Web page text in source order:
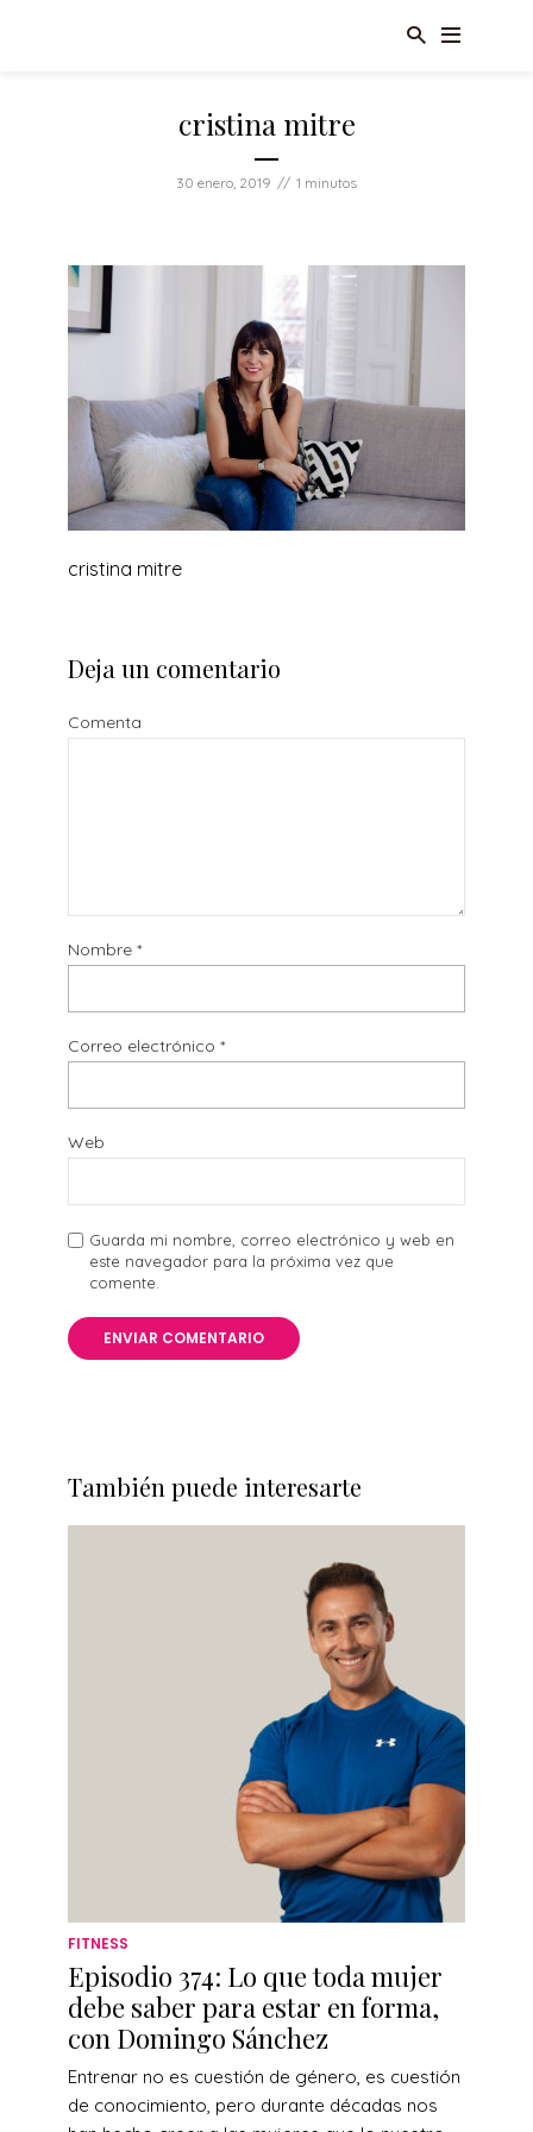
cristina mitre
30 enero, 2019 1 minutos
cristina mitre
Deja un comentario
Comenta
Nombre *
Correo electrónico *
Web
Guarda mi nombre, correo electrónico y web en
este navegador para la próxima vez que
comente.
También puede interesarte
FITNESS
Episodio 374: Lo que toda mujer
debe saber para estar en forma,
con Domingo Sánchez
Entrenar no es cuestión de género, es cuestión
de conocimiento, pero durante décadas nos